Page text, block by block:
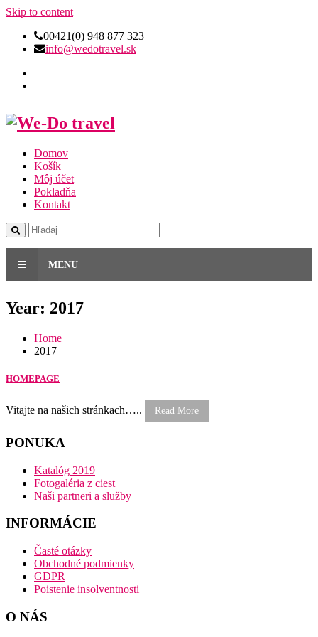
Skip to content
00421(0) 948 877 323
info@wedotravel.sk
Domov
Košík
Môj účet
Pokladňa
Kontakt
MENU
Year: 2017
Home
2017
HOMEPAGE
Vitajte na našich stránkach….. Read More
PONUKA
Katalóg 2019
Fotogaléria z ciest
Naši partneri a služby
INFORMÁCIE
Časté otázky
Obchodné podmienky
GDPR
Poistenie insolventnosti
O NÁS